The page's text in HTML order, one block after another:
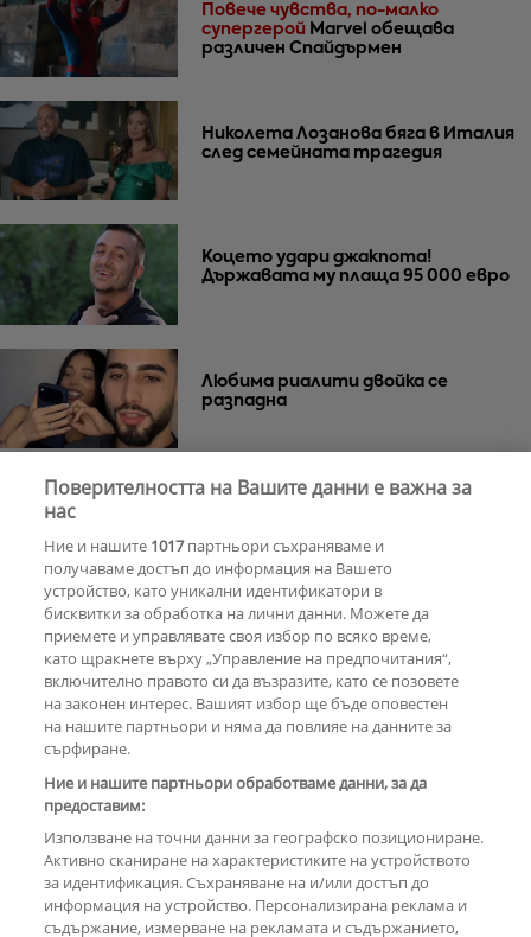
Повече чувства, по-малко
супергерой Marvel обещава
различен Спайдърмен
Николета Лозанова бяга в Италия
след семейната трагедия
Коцето удари джакпота!
Държавата му плаща 95 000 евро
Любима риалити двойка се
разпадна
за раздялата с Дара?
РЕКЛАМА
КОМЕНТАРИ
Поверителността на Вашите данни е важна за
нас
Ние и нашите 1017партньори съхраняваме и
получаваме достъп до информация на Вашето
устройство, като уникални идентификатори в
бисквитки за обработка на лични данни. Можете да
приемете и управлявате своя избор по всяко време,
като щракнете върху „Управление на предпочитания“,
включително правото си да възразите, като се позовете
на законен интерес. Вашият избор ще бъде оповестен
на нашите партньори и няма да повлияе на данните за
сърфиране.
Ние и нашите партньори обработваме данни, за да
предоставим:
Използване на точни данни за географско позициониране.
Активно сканиране на характеристиките на устройството
за идентификация. Съхраняване на и/или достъп до
информация на устройство. Персонализирана реклама и
съдържание, измерване на рекламата и съдържанието,